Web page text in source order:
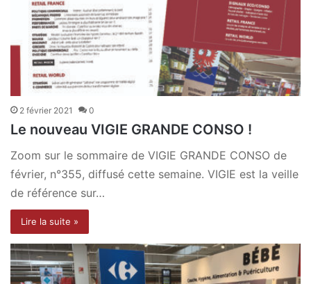
2 février 2021 0
Le nouveau VIGIE GRANDE CONSO !
Zoom sur le sommaire de VIGIE GRANDE CONSO de
février, n°355, diffusé cette semaine. VIGIE est la veille
de référence sur…
Lire la suite »